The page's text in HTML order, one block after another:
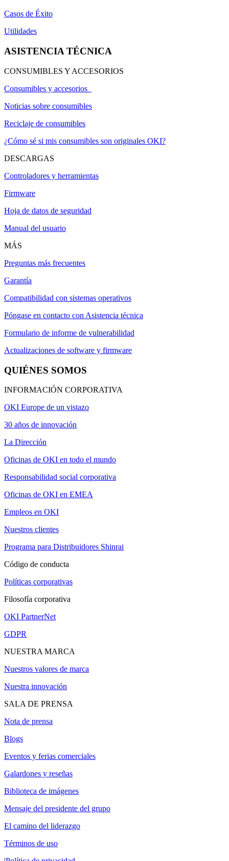
Casos de Éxito
Utilidades
ASISTENCIA TÉCNICA
CONSUMIBLES Y ACCESORIOS
Consumibles y accesorios
Noticias sobre consumibles
Reciclaje de consumibles
¿Cómo sé si mis consumibles son originales OKI?
DESCARGAS
Controladores y herramientas
Firmware
Hoja de datos de seguridad
Manual del usuario
MÁS
Preguntas más frecuentes
Garantía
Compatibilidad con sistemas operativos
Póngase en contacto con Asistencia técnica
Formulario de informe de vulnerabilidad
Actualizaciones de software y firmware
QUIÉNES SOMOS
INFORMACIÓN CORPORATIVA
OKI Europe de un vistazo
30 años de innovación
La Dirección
Oficinas de OKI en todo el mundo
Responsabilidad social corporativa
Oficinas de OKI en EMEA
Empleos en OKI
Nuestros clientes
Programa para Distribuidores Shinrai
Código de conducta
Políticas corporativas
Filosofía corporativa
OKI PartnerNet
GDPR
NUESTRA MARCA
Nuestros valores de marca
Nuestra innovación
SALA DE PRENSA
Nota de prensa
Blogs
Eventos y ferias comerciales
Galardones y reseñas
Biblioteca de imágenes
Mensaje del presidente del grupo
El camino del liderazgo
Términos de uso